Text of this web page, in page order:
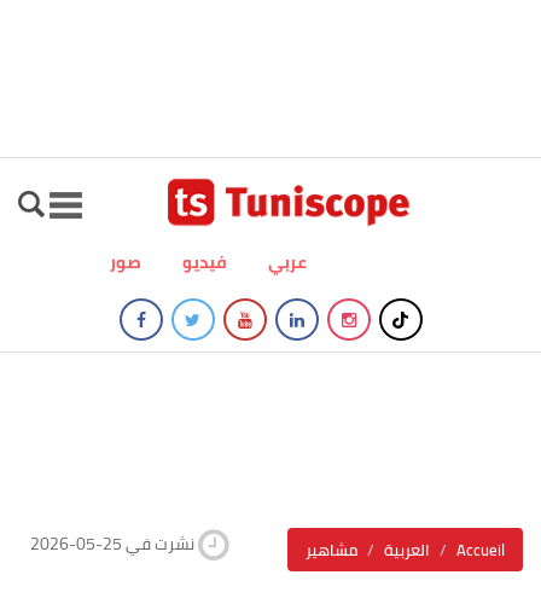
صور فيديو عربي
مشاهير العربية Accueil 2026-05-25 نشرت في